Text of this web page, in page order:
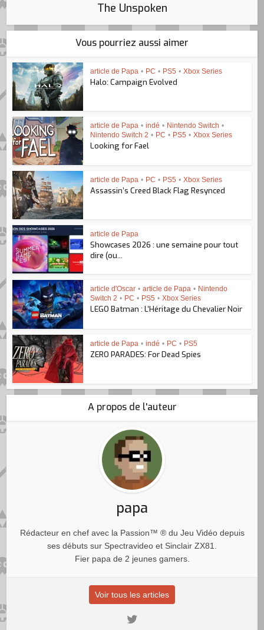
The Unspoken
Vous pourriez aussi aimer
article de Papa • PC • PS5 • Xbox Series
Halo: Campaign Evolved
article de Papa • indé • Nintendo Switch •
Nintendo Switch 2 • PC • PS5 • Xbox Series
Looking for Fael
article de Papa • PC • PS5 • Xbox Series
Assassin’s Creed Black Flag Resynced
article de Papa
Showcases 2026 : une semaine pour tout
dire (ou...
article d'Oscar • article de Papa • Nintendo
Switch 2 • PC • PS5 • Xbox Series
LEGO Batman : L’Héritage du Chevalier Noir
article de Papa • indé • PC • PS5
ZERO PARADES: For Dead Spies
A propos de l'auteur
papa
Rédacteur en chef avec la Passion™ ® du Jeu Vidéo depuis
ses débuts sur Spectravideo et Sinclair ZX81.
Fier papa de 2 jeunes gamers.
Voir tous les articles